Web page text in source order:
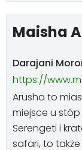
Maisha
Darajani
https://
Arusha to
miejsce u
Serengeti i
safari, to